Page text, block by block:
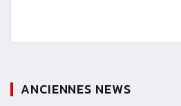
ANCIENNES NEWS